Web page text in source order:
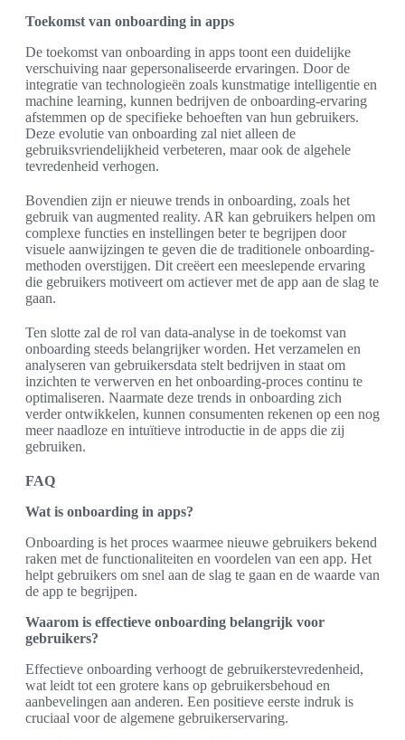
Toekomst van onboarding in apps
De toekomst van onboarding in apps toont een duidelijke
verschuiving naar gepersonaliseerde ervaringen. Door de
integratie van technologieën zoals kunstmatige intelligentie en
machine learning, kunnen bedrijven de onboarding-ervaring
afstemmen op de specifieke behoeften van hun gebruikers.
Deze evolutie van onboarding zal niet alleen de
gebruiksvriendelijkheid verbeteren, maar ook de algehele
tevredenheid verhogen.
Bovendien zijn er nieuwe trends in onboarding, zoals het
gebruik van augmented reality. AR kan gebruikers helpen om
complexe functies en instellingen beter te begrijpen door
visuele aanwijzingen te geven die de traditionele onboarding-
methoden overstijgen. Dit creëert een meeslepende ervaring
die gebruikers motiveert om actiever met de app aan de slag te
gaan.
Ten slotte zal de rol van data-analyse in de toekomst van
onboarding steeds belangrijker worden. Het verzamelen en
analyseren van gebruikersdata stelt bedrijven in staat om
inzichten te verwerven en het onboarding-proces continu te
optimaliseren. Naarmate deze trends in onboarding zich
verder ontwikkelen, kunnen consumenten rekenen op een nog
meer naadloze en intuïtieve introductie in de apps die zij
gebruiken.
FAQ
Wat is onboarding in apps?
Onboarding is het proces waarmee nieuwe gebruikers bekend
raken met de functionaliteiten en voordelen van een app. Het
helpt gebruikers om snel aan de slag te gaan en de waarde van
de app te begrijpen.
Waarom is effectieve onboarding belangrijk voor
gebruikers?
Effectieve onboarding verhoogt de gebruikerstevredenheid,
wat leidt tot een grotere kans op gebruikersbehoud en
aanbevelingen aan anderen. Een positieve eerste indruk is
cruciaal voor de algemene gebruikerservaring.